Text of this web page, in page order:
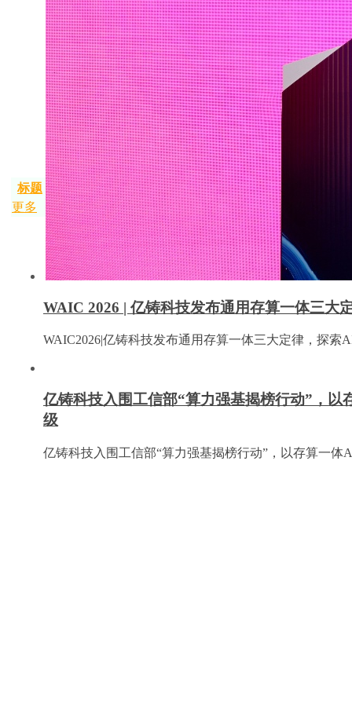
WAIC 2026 | 亿铸科技发布通用存算一体三大
WAIC2026|亿铸科技发布通用存算一体三大定律，探
亿铸科技入围工信部“算力强基揭榜行动”，
级
亿铸科技入围工信部“算力强基揭榜行动”，以存算一
标题
更多